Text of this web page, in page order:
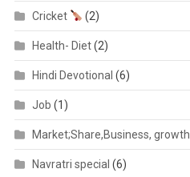
Cricket (2)
Health- Diet(2)
Hindi Devotional (6)
Job (1)
Market;Share,Business, growth
Navratri special (6)